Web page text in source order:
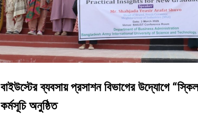
বাইউস্টের ব্যবসায় প্রসাশন বিভাগের উদ্যোগে
কর্মসূচি অনুষ্ঠিত